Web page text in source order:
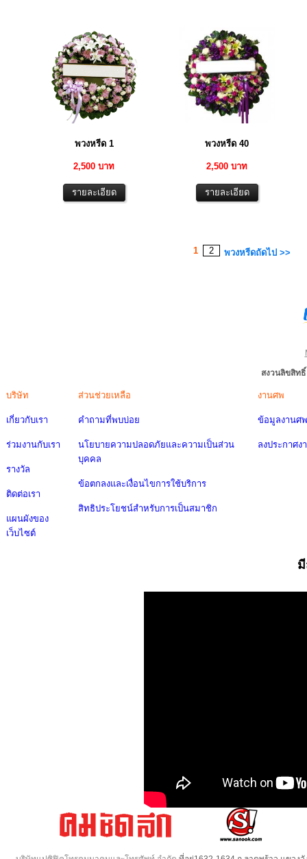
พวงหรีด 1
2,500 บาท
พวงหรีด 40
2,500 บาท
1 2 พวงหรีดถัดไป >>
สงวนลิขสิท
บริษัท
เกี่ยวกับเรา
ร่วมงานกับเรา
รางวัล
ติดต่อเรา
แผนผังของ
เว็บไซต์
ส่วนช่วยเหลือ
คำถามที่พบบ่อย
นโยบายความปลอดภัยและความเป็นส่วน
บุคคล
ข้อตกลงและเงื่อนไขการใช้บริการ
สิทธิประโยชน์สำหรับการเป็นสมาชิก
งานศพ
ข้อมูลงานศพ
ลงประกาศง